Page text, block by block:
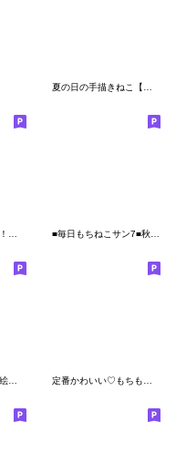
ぶち猫 にゃんこの絵文字 定番かわいい♡もちもちインコ【文字あり】